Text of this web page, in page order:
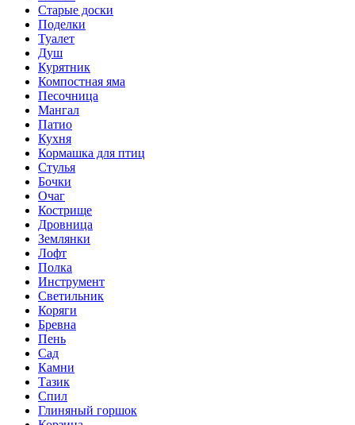
Старые доски
Поделки
Туалет
Душ
Курятник
Компостная яма
Песочница
Мангал
Патио
Кухня
Кормашка для птиц
Стулья
Бочки
Очаг
Кострище
Дровница
Землянки
Лофт
Полка
Инструмент
Светильник
Коряги
Бревна
Пень
Сад
Камни
Тазик
Спил
Глиняный горшок